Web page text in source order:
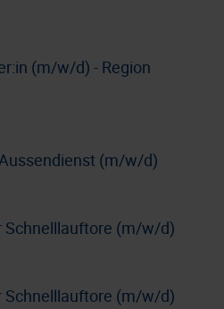
(m/w/d) - Region
(m/w/d)
Schnelllauftore (m/w/d)
Schnelllauftore (m/w/d)